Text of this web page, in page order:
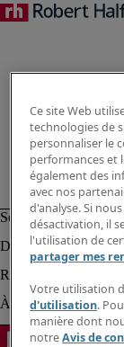
Ce site Web
technologies de
personnaliser le
performances et
également des
avec nos
d'analyse. Si
désactivation, il
l'utilisation de
partager mes
Votre utilisation
d'utilisation.
manière dont
notreAvis de